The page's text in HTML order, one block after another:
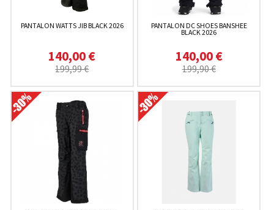
PANTALON WATTS JIB BLACK 2026
140,00 €
199,99 €
PANTALON DC SHOES BANSHEE
BLACK 2026
140,00 €
199,90 €